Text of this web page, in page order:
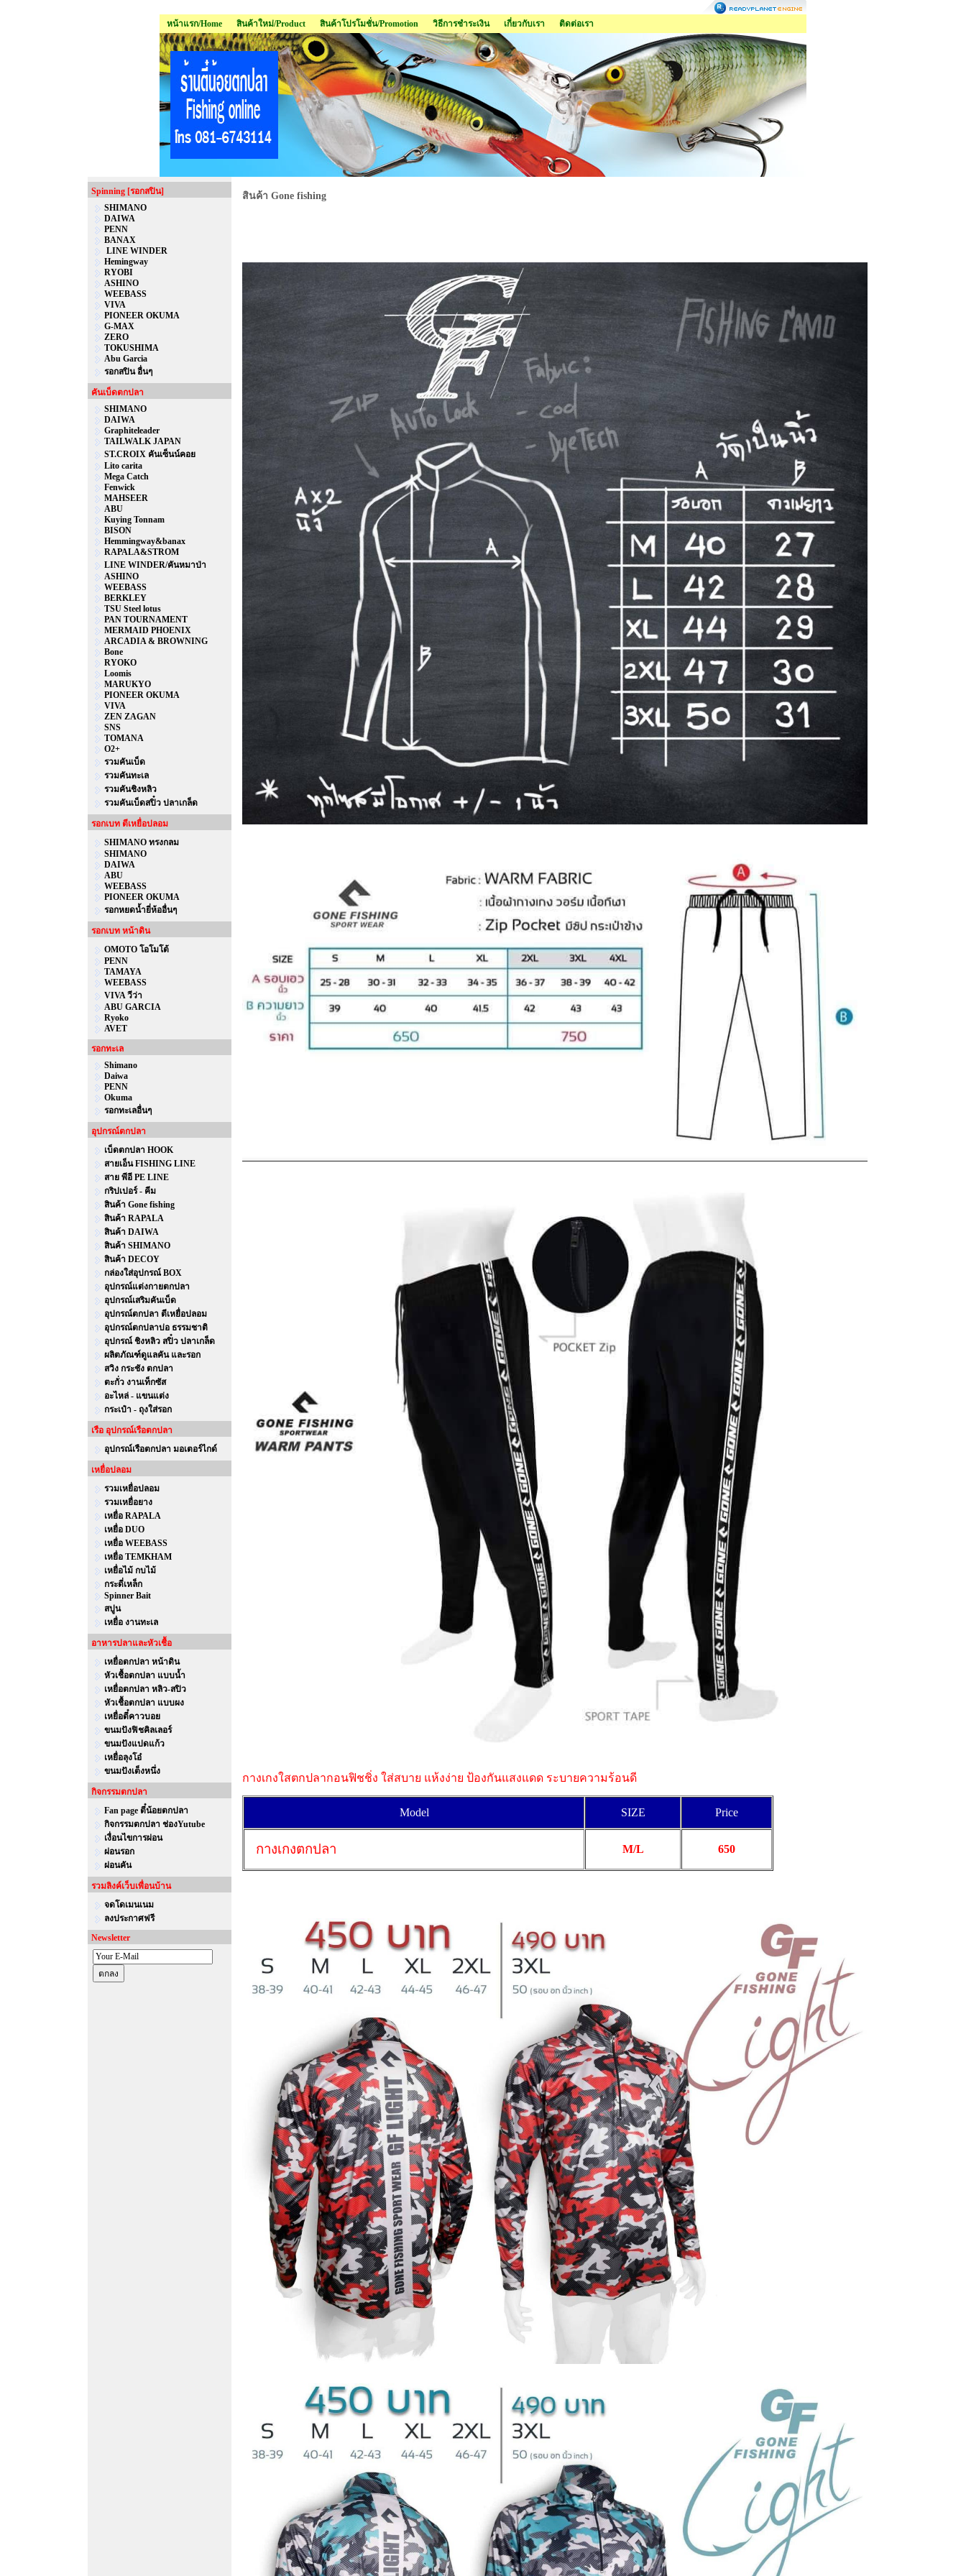
หน้าแรก/Home สินค้าใหม่/Product สินค้าโปรโมชั่น/Promotion วิธีการชำระเงิน เกี่ยวกับเรา ติดต่อเรา
Spinning [รอกสปิน]
SHIMANO
DAIWA
PENN
BANAX
LINE WINDER
Hemingway
RYOBI
ASHINO
WEEBASS
VIVA
PIONEER OKUMA
G-MAX
ZERO
TOKUSHIMA
Abu Garcia
รอกสปิน อื่นๆ
คันเบ็ดตกปลา
SHIMANO
DAIWA
Graphiteleader
TAILWALK JAPAN
ST.CROIX คันเซ็นน์คอย
Lito carita
Mega Catch
Fenwick
MAHSEER
ABU
Kuying Tonnam
BISON
Hemmingway&banax
RAPALA&STROM
LINE WINDER/คันหมาป่า
ASHINO
WEEBASS
BERKLEY
TSU Steel lotus
PAN TOURNAMENT
MERMAID PHOENIX
ARCADIA & BROWNING
Bone
RYOKO
Loomis
MARUKYO
PIONEER OKUMA
VIVA
ZEN ZAGAN
SNS
TOMANA
O2+
รวมคันเบ็ด
รวมคันทะเล
รวมคันชิงหลิว
รวมคันเบ็ดสปิ๋ว ปลาเกล็ด
รอกเบท ตีเหยื่อปลอม
SHIMANO ทรงกลม
SHIMANO
DAIWA
ABU
WEEBASS
PIONEER OKUMA
รอกหยดน้ำยี่ห้ออื่นๆ
รอกเบท หน้าดิน
OMOTO โอโมโต้
PENN
TAMAYA
WEEBASS
VIVA วีว่า
ABU GARCIA
Ryoko
AVET
รอกทะเล
Shimano
Daiwa
PENN
Okuma
รอกทะเลอื่นๆ
อุปกรณ์ตกปลา
เบ็ดตกปลา HOOK
สายเอ็น FISHING LINE
สาย พีอี PE LINE
กริปเปอร์ - คีม
สินค้า Gone fishing
สินค้า RAPALA
สินค้า DAIWA
สินค้า SHIMANO
สินค้า DECOY
กล่องใส่อุปกรณ์ BOX
อุปกรณ์แต่งกายตกปลา
อุปกรณ์เสริมคันเบ็ด
อุปกรณ์ตกปลา ตีเหยื่อปลอม
อุปกรณ์ตกปลาบ่อ ธรรมชาติ
อุปกรณ์ ชิงหลิว สปิ๋ว ปลาเกล็ด
ผลิตภัณฑ์ดูแลคัน และรอก
สวิง กระชัง ตกปลา
ตะกั่ว งานเท็กซัส
อะไหล่ - แขนแต่ง
กระเป๋า - ถุงใส่รอก
เรือ อุปกรณ์เรือตกปลา
อุปกรณ์เรือตกปลา มอเตอร์ไกด์
เหยื่อปลอม
รวมเหยื่อปลอม
รวมเหยื่อยาง
เหยื่อ RAPALA
เหยื่อ DUO
เหยื่อ WEEBASS
เหยื่อ TEMKHAM
เหยื่อไม้ กบไม้
กระดี่เหล็ก
Spinner Bait
สปูน
เหยื่อ งานทะเล
อาหารปลาและหัวเชื้อ
เหยื่อตกปลา หน้าดิน
หัวเชื้อตกปลา แบบน้ำ
เหยื่อตกปลา หลิว-สปิว
หัวเชื้อตกปลา แบบผง
เหยื่อตี๋คาวบอย
ขนมปังฟิชคิลเลอร์
ขนมปังแปดแก้ว
เหยื่อลุงโอ๋
ขนมปังเต็งหนึ่ง
กิจกรรมตกปลา
Fan page ตี๋น้อยตกปลา
กิจกรรมตกปลา ช่องYutube
เงื่อนไขการผ่อน
ผ่อนรอก
ผ่อนคัน
รวมลิงค์เว็บเพื่อนบ้าน
จดโดเมนเนม
ลงประกาศฟรี
Newsletter
สินค้า Gone fishing
กางเกงใสตกปลากอนฟิชชิ่ง ใส่สบาย แห้งง่าย ป้องกันแสงแดด ระบายความร้อนดี
Model SIZE Price
กางเกงตกปลา M/L 650